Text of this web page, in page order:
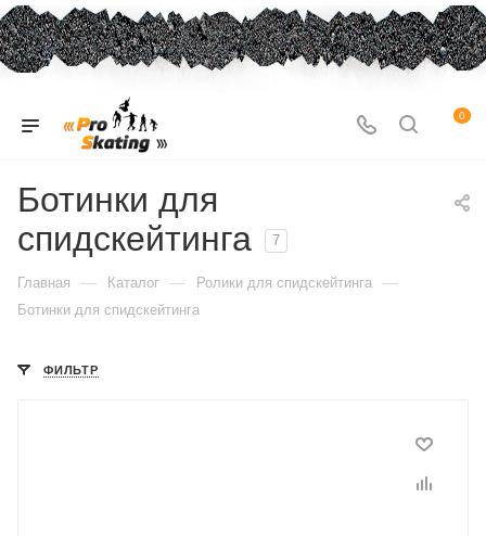
0
Ботинки для
спидскейтинга
7
Главная — Каталог — Ролики для спидскейтинга —
Ботинки для спидскейтинга
ФИЛЬТР